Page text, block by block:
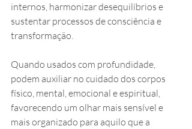
internos, harmonizar desequilíbrios e
sustentar processos de consciência e
transformação.
Quando usados com profundidade,
podem auxiliar no cuidado dos corpos
físico, mental, emocional e espiritual,
favorecendo um olhar mais sensível e
mais organizado para aquilo que a